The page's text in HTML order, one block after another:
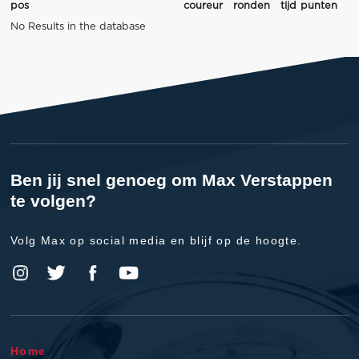
pos coureur ronden tijd
punten
No Results in the database
Ben jij snel genoeg om Max Verstappen
te volgen?
Volg Max op social media en blijf op de hoogte.
Home